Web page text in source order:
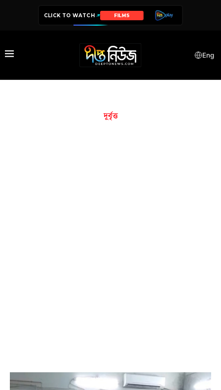
CLICK TO WATCH FILMS
Eng
দূর্বৃত্ত